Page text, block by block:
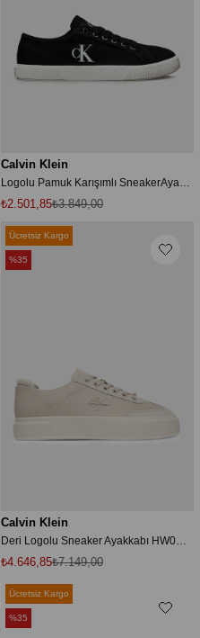
Calvin Klein
₺2.501,85₺3.849,00
Calvin Klein
Deri Logolu Sneaker Ayakkabı HW0HW02984066 AYAKKABI HW0HW02984 066
₺4.646,85₺7.149,00
Ücretsiz Kargo
%35
Ücretsiz Kargo
%35